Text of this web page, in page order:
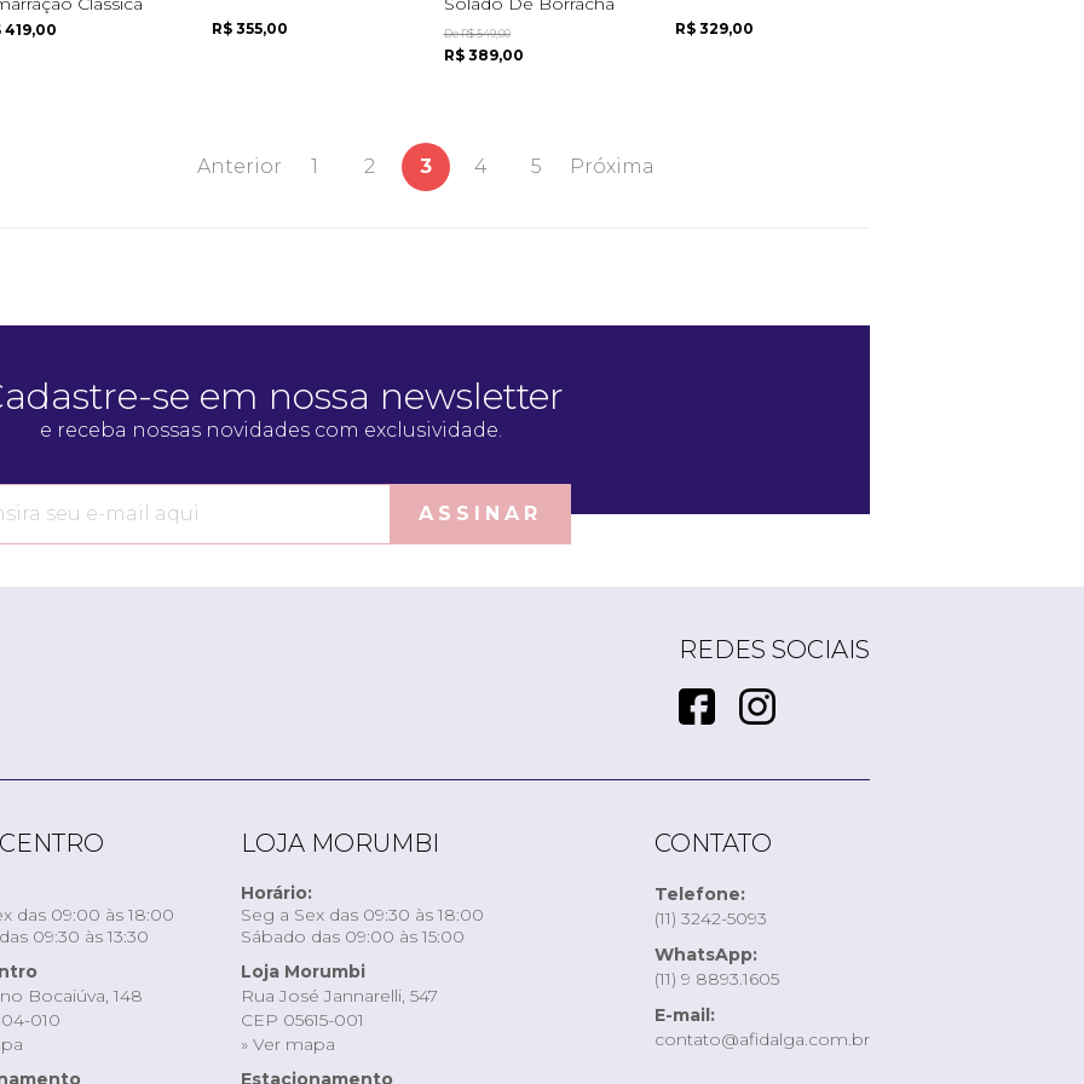
419,00 R$ 355,00 De R$ 549,00
R$ 389,00
R$ 329,00
Anterior 1 2 3 4 5 Próxima
se em nossa newsletter
e receba nossas novidades com exclusividade.
ASSINAR
REDES SOCIAIS
das 09:00 às 18:00
09:30 às 13:30
Bocaiúva, 148
010
LOJA MORUMBI
Horário:
Seg a Sex das 09:30 às 18:00
Sábado das 09:00 às 15:00
Loja Morumbi
Rua José Jannarelli, 547
CEP 05615-001
» Ver mapa
Estacionamento
CONTATO
Telefone:
(11) 3242-5093
WhatsApp:
(11) 9 8893.1605
E-mail:
contato@afidalga.com.br